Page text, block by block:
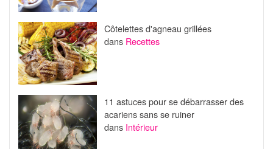
Côtelettes d'agneau grillées
dans Recettes
11 astuces pour se débarrasser des
acariens sans se ruiner
dans Intérieur